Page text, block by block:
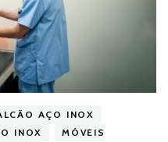
AÇO INOX
INOX
MÓVEIS